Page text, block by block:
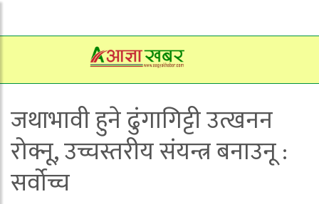
जथाभावी हुने ढुंगागिट्टी उत्खनन
रोक्नू, उच्चस्तरीय संयन्त्र बनाउनू :
सर्वोच्च